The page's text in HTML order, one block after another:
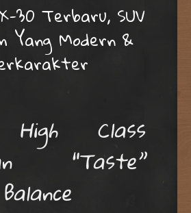
30 Terbaru, SUV
Yang Modern &
High Class
“Taste”